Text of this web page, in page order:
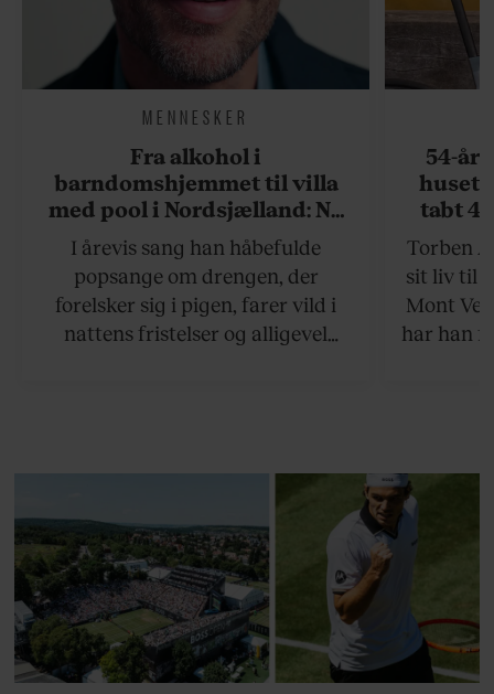
MENNESKER
Fra alkohol i
barndomshjemmet til villa
med pool i Nordsjælland: Nu
skal du høre sandheden om
Rasmus Seebach
I årevis sang han håbefulde
popsange om drengen, der
forelsker sig i pigen, farer vild i
nattens fristelser og alligevel
blevet voksen. Her indtager
fortællerens plads i et portræt om
arv, angst, familieliv, frygten for
at miste stemmen og den
livsglæde, han nægter at give slip
på.
54-
huset
tabt
Torben
sit liv til
Mont
har han